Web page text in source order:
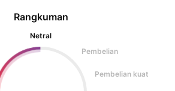
Rangkuman
Netral
Pembelian
Pembelian kuat